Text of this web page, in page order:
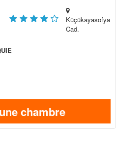
Küçükayasofya
Cad.
chambre